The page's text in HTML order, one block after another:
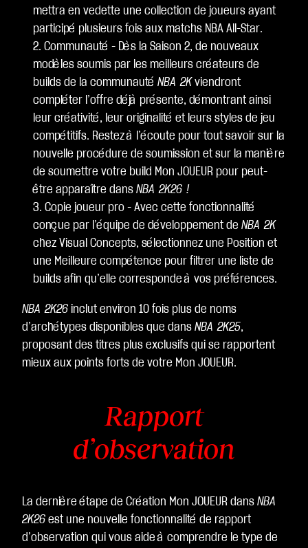
mettra en vedette une collection de joueurs ayant
participé plusieurs fois aux matchs NBA All-Star.
Communauté - Dès la Saison 2, de nouveaux
modèles soumis par les meilleurs créateurs de
builds de la communauté NBA 2K viendront
compléter l’offre déjà présente, démontrant ainsi
leur créativité, leur originalité et leurs styles de jeu
compétitifs. Restez à l’écoute pour tout savoir sur la
nouvelle procédure de soumission et sur la manière
de soumettre votre build Mon JOUEUR pour peut-
être apparaître dans NBA 2K26 !
Copie joueur pro - Avec cette fonctionnalité
conçue par l’équipe de développement de NBA 2K
chez Visual Concepts, sélectionnez une Position et
une Meilleure compétence pour filtrer une liste de
builds afin qu’elle corresponde à vos préférences.
NBA 2K26 inclut environ 10 fois plus de noms
d’archétypes disponibles que dans NBA 2K25,
proposant des titres plus exclusifs qui se rapportent
mieux aux points forts de votre Mon JOUEUR.
Rapport
d’observation
La dernière étape de Création Mon JOUEUR dans NBA
2K26 est une nouvelle fonctionnalité de rapport
d’observation qui vous aide à comprendre le type de